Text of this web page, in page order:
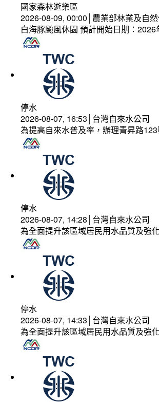
國家森林遊樂區
2026-08-09, 00:00│農業部林業及自
白海豚颱風休園 預計開始日期：
停水
2026-08-07, 16:53│台灣自來水公司
為提高自來水普及率，辦理青昇路
停水
2026-08-07, 14:28│台灣自來水公司
為全面提升該區域居民用水品質及強
停水
2026-08-07, 14:33│台灣自來水公司
為全面提升該區域居民用水品質及強